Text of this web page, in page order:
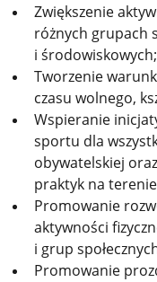
Zwiększenie
różnych grupach
i środowiskowych;
Tworzenie
czasu wolnego,
Wspieranie
sportu dla
obywatelskiej
praktyk na
Promowanie
aktywności
i grup
Promowanie